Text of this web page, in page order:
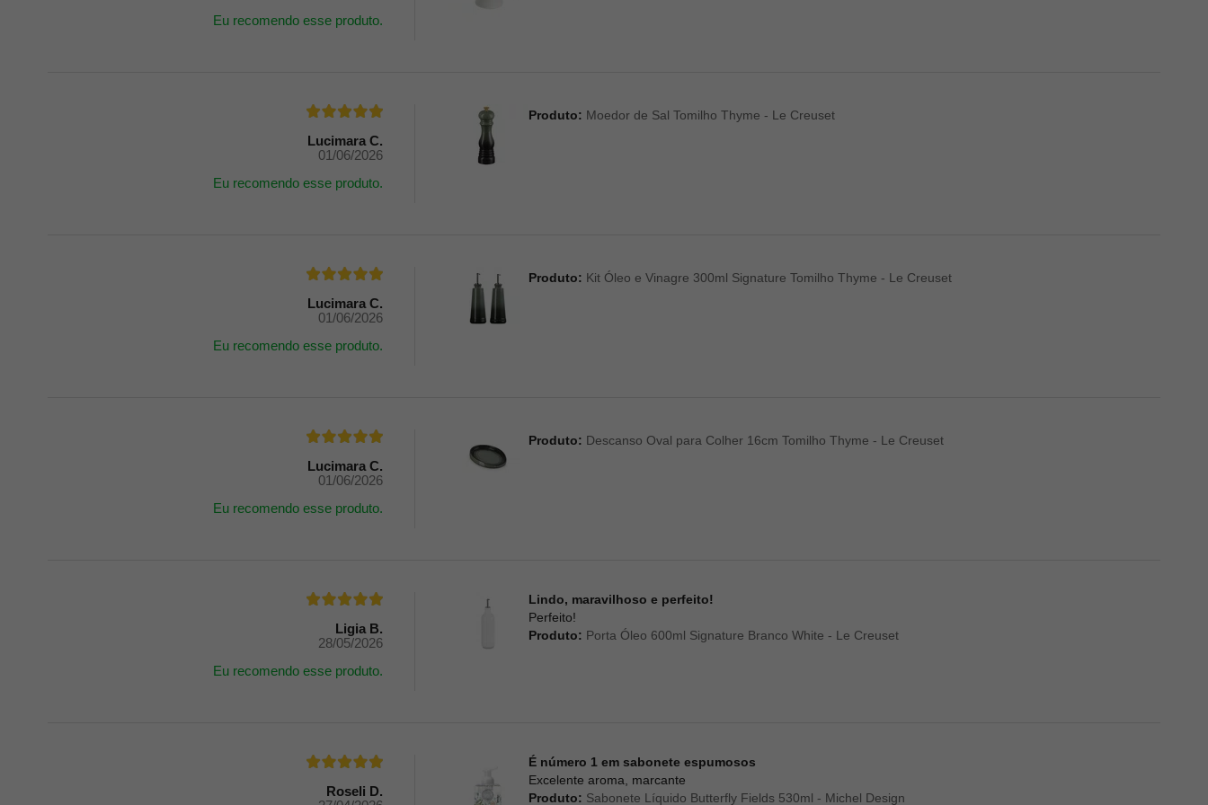
Eu recomendo esse produto.
Lucimara C.
01/06/2026
Eu recomendo esse produto.
Produto: Moedor de Sal Tomilho Thyme - Le Creuset
Lucimara C.
01/06/2026
Eu recomendo esse produto.
Produto: Kit Óleo e Vinagre 300ml Signature Tomilho Thyme - Le Creuset
Lucimara C.
01/06/2026
Eu recomendo esse produto.
Produto: Descanso Oval para Colher 16cm Tomilho Thyme - Le Creuset
Ligia B.
28/05/2026
Eu recomendo esse produto.
Lindo, maravilhoso e perfeito!
Perfeito!
Produto: Porta Óleo 600ml Signature Branco White - Le Creuset
Roseli D.
É número 1 em sabonete espumosos
Excelente aroma, marcante
Produto: Sabonete Líquido Butterfly Fields 530ml - Michel Design